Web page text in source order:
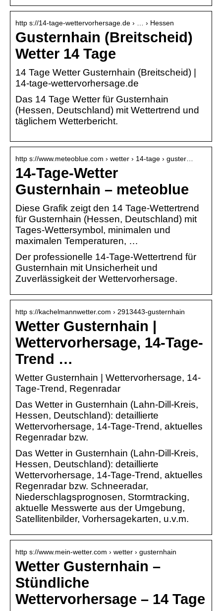
http s://14-tage-wettervorhersage.de › … › Hessen
Gusternhain (Breitscheid)
Wetter 14 Tage
14 Tage Wetter Gusternhain (Breitscheid) |
14-tage-wettervorhersage.de
Das 14 Tage Wetter für Gusternhain
(Hessen, Deutschland) mit Wettertrend und
täglichem Wetterbericht.
http s://www.meteoblue.com › wetter › 14-tage › guster…
14-Tage-Wetter
Gusternhain – meteoblue
Diese Grafik zeigt den 14 Tage-Wettertrend
für Gusternhain (Hessen, Deutschland) mit
Tages-Wettersymbol, minimalen und
maximalen Temperaturen, …
Der professionelle 14-Tage-Wettertrend für
Gusternhain mit Unsicherheit und
Zuverlässigkeit der Wettervorhersage.
http s://kachelmannwetter.com › 2913443-gusternhain
Wetter Gusternhain |
Wettervorhersage, 14-Tage-
Trend …
Wetter Gusternhain | Wettervorhersage, 14-
Tage-Trend, Regenradar
Das Wetter in Gusternhain (Lahn-Dill-Kreis,
Hessen, Deutschland): detaillierte
Wettervorhersage, 14-Tage-Trend, aktuelles
Regenradar bzw.
Das Wetter in Gusternhain (Lahn-Dill-Kreis,
Hessen, Deutschland): detaillierte
Wettervorhersage, 14-Tage-Trend, aktuelles
Regenradar bzw. Schneeradar,
Niederschlagsprognosen, Stormtracking,
aktuelle Messwerte aus der Umgebung,
Satellitenbilder, Vorhersagekarten, u.v.m.
http s://www.mein-wetter.com › wetter › gusternhain
Wetter Gusternhain –
Stündliche
Wettervorhersage – 14 Tage